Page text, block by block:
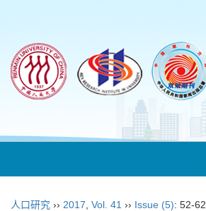
人口研究 ›› 2017 Vol. 41 ›› Issue (5): 52-62.